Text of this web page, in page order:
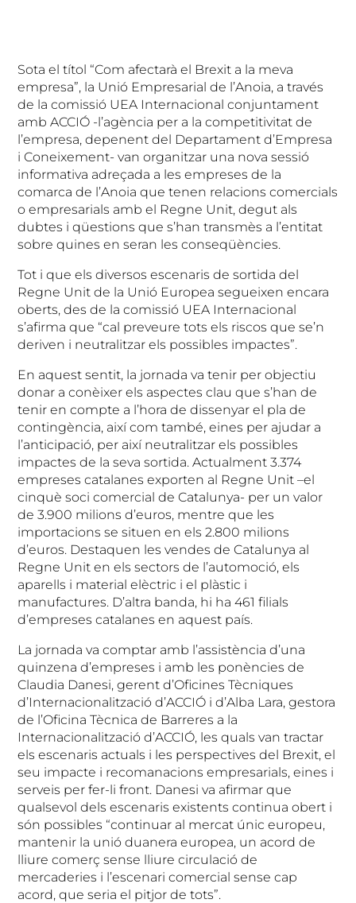
Sota el títol “Com afectarà el Brexit a la meva
empresa”, la Unió Empresarial de l’Anoia, a través
de la comissió UEA Internacional conjuntament
amb ACCIÓ -l’agència per a la competitivitat de
l’empresa, depenent del Departament d’Empresa
i Coneixement- van organitzar una nova sessió
informativa adreçada a les empreses de la
comarca de l’Anoia que tenen relacions comercials
o empresarials amb el Regne Unit, degut als
dubtes i qüestions que s’han transmès a l’entitat
sobre quines en seran les conseqüències.
Tot i que els diversos escenaris de sortida del
Regne Unit de la Unió Europea segueixen encara
oberts, des de la comissió UEA Internacional
s’afirma que “cal preveure tots els riscos que se’n
deriven i neutralitzar els possibles impactes”.
En aquest sentit, la jornada va tenir per objectiu
donar a conèixer els aspectes clau que s’han de
tenir en compte a l’hora de dissenyar el pla de
contingència, així com també, eines per ajudar a
l’anticipació, per així neutralitzar els possibles
impactes de la seva sortida. Actualment 3.374
empreses catalanes exporten al Regne Unit –el
cinquè soci comercial de Catalunya- per un valor
de 3.900 milions d’euros, mentre que les
importacions se situen en els 2.800 milions
d’euros. Destaquen les vendes de Catalunya al
Regne Unit en els sectors de l’automoció, els
aparells i material elèctric i el plàstic i
manufactures. D’altra banda, hi ha 461 filials
d’empreses catalanes en aquest país.
La jornada va comptar amb l’assistència d’una
quinzena d’empreses i amb les ponències de
Claudia Danesi, gerent d’Oficines Tècniques
d’Internacionalització d’ACCIÓ i d’Alba Lara, gestora
de l’Oficina Tècnica de Barreres a la
Internacionalització d’ACCIÓ, les quals van tractar
els escenaris actuals i les perspectives del Brexit, el
seu impacte i recomanacions empresarials, eines i
serveis per fer-li front. Danesi va afirmar que
qualsevol dels escenaris existents continua obert i
són possibles “continuar al mercat únic europeu,
mantenir la unió duanera europea, un acord de
lliure comerç sense lliure circulació de
mercaderies i l’escenari comercial sense cap
acord, que seria el pitjor de tots”.